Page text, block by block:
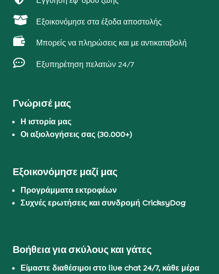
 Εξοικονόμησε στα έξοδα αποστολής
 Μπορείς να πληρώσεις και με αντικαταβολή
 Εξυπηρέτηση πελατών 24/7
Γνώρισέ μας
Η ιστορία μας
Οι αξιολογήσεις σας (30.000+)
Εξοικονόμησε μαζί μας
Προγράμματα εκτροφέων
Συχνές ερωτήσεις και συνδρομή CricksyDog
Βοήθεια για σκύλους και γάτες
Είμαστε διαθέσιμοι στο live chat 24/7, κάθε μέρα